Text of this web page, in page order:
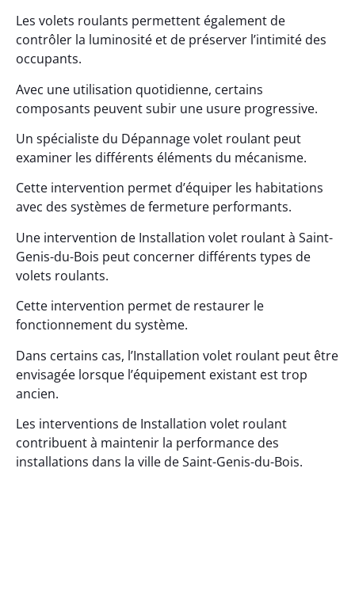
Les volets roulants permettent également de
contrôler la luminosité et de préserver l’intimité des
occupants.
Avec une utilisation quotidienne, certains
composants peuvent subir une usure progressive.
Un spécialiste du Dépannage volet roulant peut
examiner les différents éléments du mécanisme.
Cette intervention permet d’équiper les habitations
avec des systèmes de fermeture performants.
Une intervention de Installation volet roulant à Saint-
Genis-du-Bois peut concerner différents types de
volets roulants.
Cette intervention permet de restaurer le
fonctionnement du système.
Dans certains cas, l’Installation volet roulant peut être
envisagée lorsque l’équipement existant est trop
ancien.
Les interventions de Installation volet roulant
contribuent à maintenir la performance des
installations dans la ville de Saint-Genis-du-Bois.